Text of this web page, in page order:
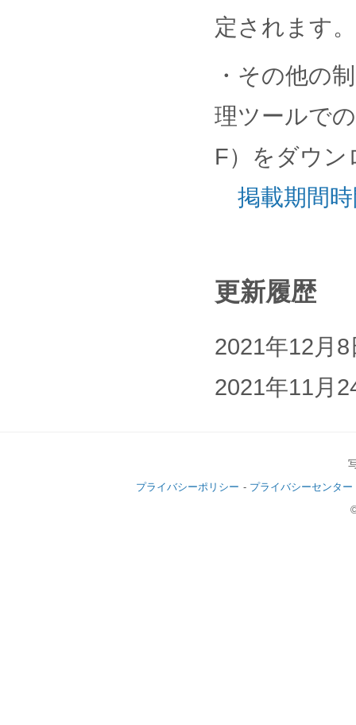
定されます。
・その他の
理ツールで
F）をダウン
掲載期間
更新履歴
2021年12月
2021年11月
プライバシーポリシー
プライバシーセンター